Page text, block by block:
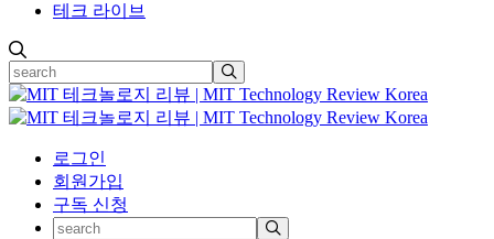
테크 라이브
로그인
회원가입
구독 신청